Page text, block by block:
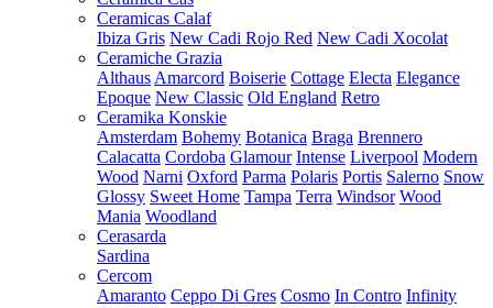
Ceramicas Calaf
Ibiza Gris New Cadi Rojo Red New Cadi Xocolat
Ceramiche Grazia
Althaus Amarcord Boiserie Cottage Electa Elegance
Epoque New Classic Old England Retro
Ceramika Konskie
Amsterdam Bohemy Botanica Braga Brennero
Calacatta Cordoba Glamour Intense Liverpool Modern
Wood Narni Oxford Parma Polaris Portis Salerno Snow
Glossy Sweet Home Tampa Terra Windsor Wood
Mania Woodland
Cerasarda
Sardina
Cercom
Amaranto Ceppo Di Gres Cosmo In Contro Infinity